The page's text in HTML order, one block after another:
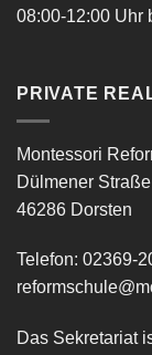
08:00-12:00 Uhr
PRIVATE
Montessori
Dülmener
46286 Dorsten
Telefon: 02369-
Das Sekretariat